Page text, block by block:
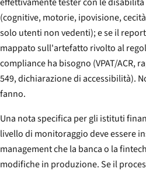
(cognitive, motorie, ipovisione,
solo utenti non vedenti); e se il reporting della piattaforma è
mappato sull'artefatto rivolto al regolatore di cui
compliance ha bisogno (VPAT/ACR,
549, dichiarazione di accessibilità). Non tutte le piattaforme lo
fanno.
Una nota specifica per gli istituti
livello di monitoraggio deve essere inserito nel processo di change
management che la banca o la fintech autorizzata
modifiche in produzione. Se il